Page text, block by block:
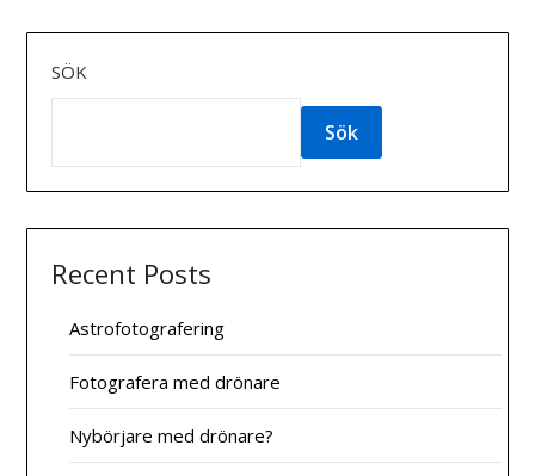
SÖK
Sök
Recent Posts
Astrofotografering
Fotografera med drönare
Nybörjare med drönare?